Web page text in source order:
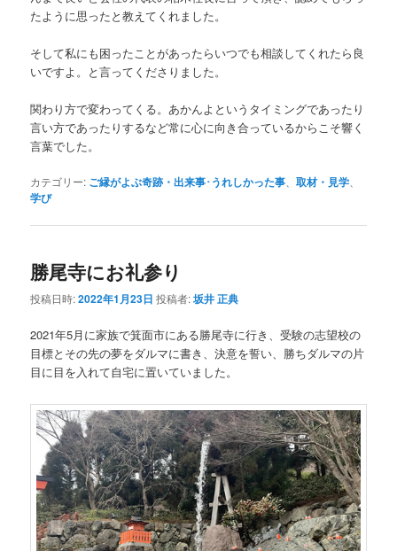
たように思ったと教えてくれました。
そして私にも困ったことがあったらいつでも相談してくれたら良
いですよ。と言ってくださりました。
関わり方で変わってくる。あかんよというタイミングであったり
言い方であったりするなど常に心に向き合っているからこそ響く
言葉でした。
カテゴリー: ご縁がよぶ奇跡・出来事･うれしかった事、取材・見学、
学び
勝尾寺にお礼参り
投稿日時:2022年1月23日 投稿者:坂井 正典
2021年5月に家族で箕面市にある勝尾寺に行き、受験の志望校の
目標とその先の夢をダルマに書き、決意を誓い、勝ちダルマの片
目に目を入れて自宅に置いていました。